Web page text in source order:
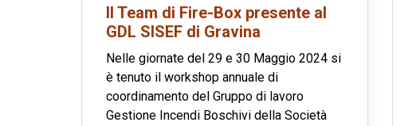
Il Team di Fire-Box presente al
GDL SISEF di Gravina
Nelle giornate del 29 e 30 Maggio 2024 si
è tenuto il workshop annuale di
coordinamento del Gruppo di lavoro
Gestione Incendi Boschivi della Società